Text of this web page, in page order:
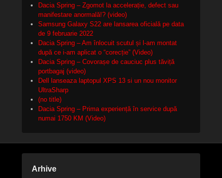
Dacia Spring – Zgomot la accelerație, defect sau
manifestare anormală!? (video)
Samsung Galaxy S22 are lansarea oficială pe data
de 9 februarie 2022
Dacia Spring – Am înlocuit scutul și l-am montat
după ce i-am aplicat o “corecție” (Video)
Dacia Spring – Covorașe de cauciuc plus tăviță
portbagaj (video)
Dell lanseaza laptopul XPS 13 si un nou monitor
UltraSharp
(no title)
Dacia Spring – Prima experiență în service după
numai 1750 KM (Video)
Arhive